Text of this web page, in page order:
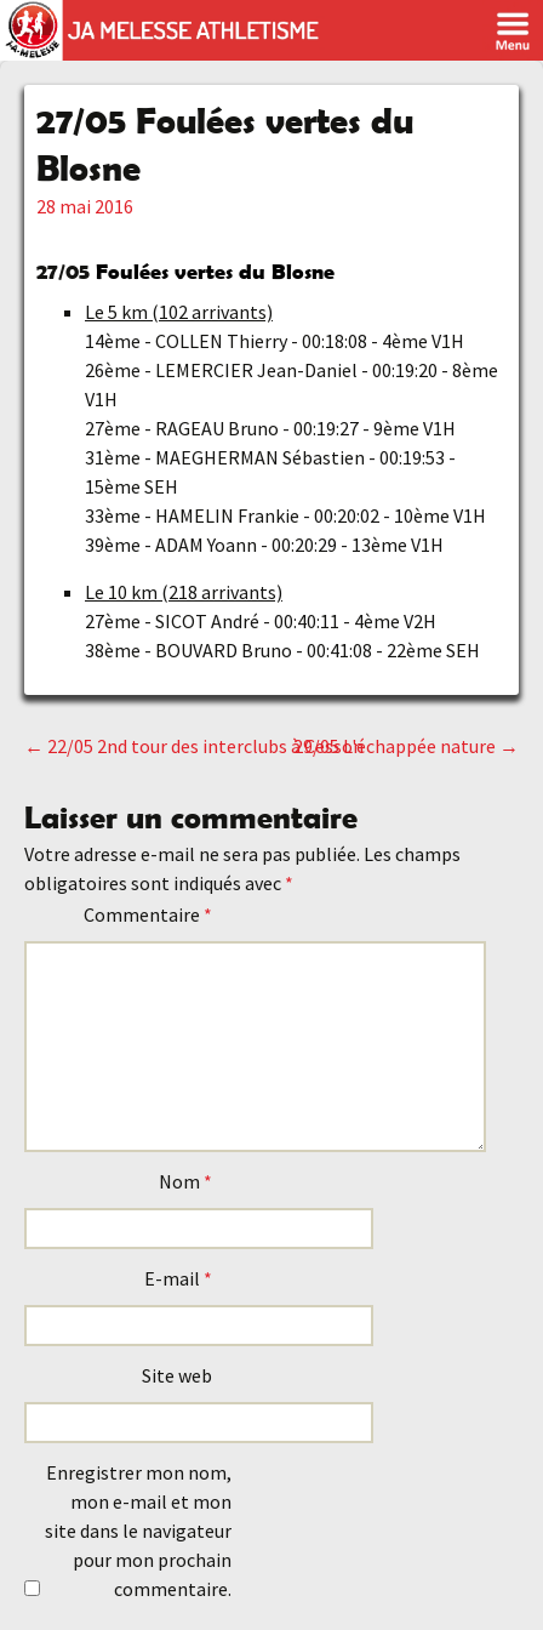
27/05 Foulées vertes du
Blosne
28 mai 2016
27/05 Foulées vertes du Blosne
Le 5 km (102 arrivants)
14ème - COLLEN Thierry - 00:18:08 - 4ème V1H
26ème - LEMERCIER Jean-Daniel - 00:19:20 - 8ème
V1H
27ème - RAGEAU Bruno - 00:19:27 - 9ème V1H
31ème - MAEGHERMAN Sébastien - 00:19:53 -
15ème SEH
33ème - HAMELIN Frankie - 00:20:02 - 10ème V1H
39ème - ADAM Yoann - 00:20:29 - 13ème V1H
Le 10 km (218 arrivants)
27ème - SICOT André - 00:40:11 - 4ème V2H
38ème - BOUVARD Bruno - 00:41:08 - 22ème SEH
Navigation
des
articles
← 22/05 2nd tour des interclubs à Cesson29/05 L'échappée nature →
Laisser un commentaire
Votre adresse e-mail ne sera pas publiée. Les champs
obligatoires sont indiqués avec *
Commentaire *
Nom *
E-mail *
Site web
Enregistrer mon nom,
mon e-mail et mon
site dans le navigateur
pour mon prochain
commentaire.